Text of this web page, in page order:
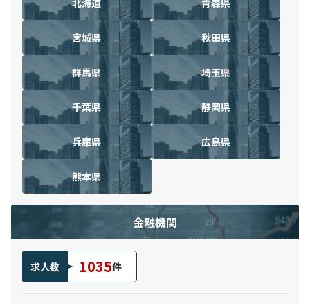
北海道 青森県
宮城県 秋田県
群馬県 埼玉県
千葉県 静岡県
兵庫県 広島県
熊本県
金融機関
求人数 1035件